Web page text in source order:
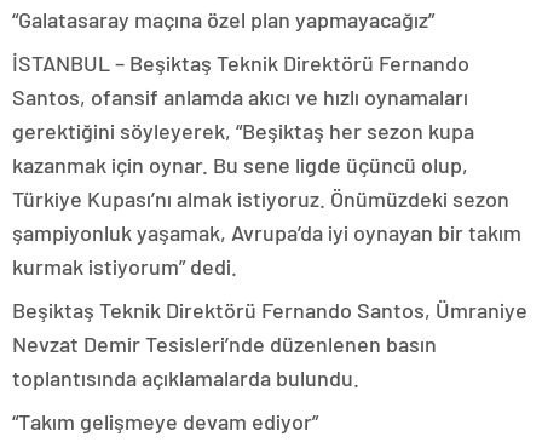
“Galatasaray maçına özel plan yapmayacağız”
İSTANBUL – Beşiktaş Teknik Direktörü Fernando
Santos, ofansif anlamda akıcı ve hızlı oynamaları
gerektiğini söyleyerek, “Beşiktaş her sezon kupa
kazanmak için oynar. Bu sene ligde üçüncü olup,
Türkiye Kupası’nı almak istiyoruz. Önümüzdeki sezon
şampiyonluk yaşamak, Avrupa’da iyi oynayan bir takım
kurmak istiyorum” dedi.
Beşiktaş Teknik Direktörü Fernando Santos, Ümraniye
Nevzat Demir Tesisleri’nde düzenlenen basın
toplantısında açıklamalarda bulundu.
“Takım gelişmeye devam ediyor”